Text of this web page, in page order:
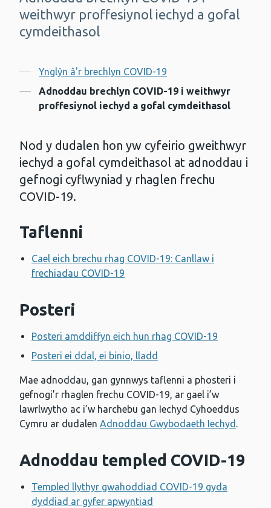
weithwyr proffesiynol iechyd a gofal
cymdeithasol
Cynnwys
Ynglŷn â'r brechlyn COVID-19
Adnoddau brechlyn COVID-19 i weithwyr
proffesiynol iechyd a gofal cymdeithasol
Nod y dudalen hon yw cyfeirio gweithwyr
iechyd a gofal cymdeithasol at adnoddau i
gefnogi cyflwyniad y rhaglen frechu
COVID-19.
Taflenni
Cael eich brechu rhag COVID-19: Canllaw i
frechiadau COVID-19
Posteri
Posteri amddiffyn eich hun rhag COVID-19
Posteri ei ddal, ei binio, lladd
Mae adnoddau, gan gynnwys taflenni a phosteri i
gefnogi’r rhaglen frechu COVID-19, ar gael i’w
lawrlwytho ac i’w harchebu gan Iechyd Cyhoeddus
Cymru ar dudalen Adnoddau Gwybodaeth Iechyd .
Adnoddau templed COVID-19
Templed llythyr gwahoddiad COVID-19 gyda
dyddiad ar gyfer apwyntiad